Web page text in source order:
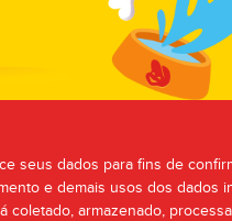
seus dados para fins de
e demais usos dos
coletado, armazenado,